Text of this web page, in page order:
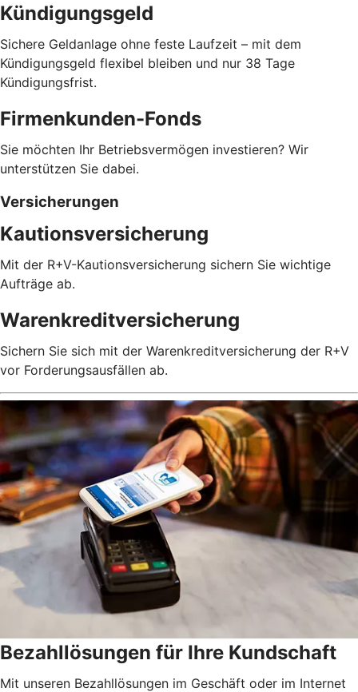
Kündigungsgeld
Sichere Geldanlage ohne feste Laufzeit – mit dem
Kündigungsgeld flexibel bleiben und nur 38 Tage
Kündigungsfrist.
Firmenkunden-Fonds
Sie möchten Ihr Betriebsvermögen investieren? Wir
unterstützen Sie dabei.
Versicherungen
Kautionsversicherung
Mit der R+V-Kautionsversicherung sichern Sie wichtige
Aufträge ab.
Warenkreditversicherung
Sichern Sie sich mit der Warenkreditversicherung der R+V
vor Forderungsausfällen ab.
Bezahllösungen für Ihre Kundschaft
Mit unseren Bezahllösungen im Geschäft oder im Internet